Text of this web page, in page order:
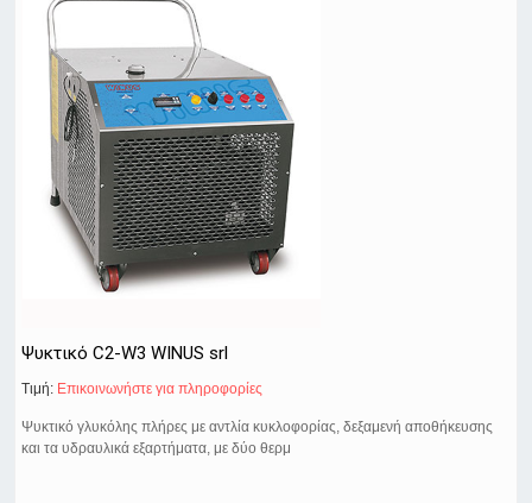
Ψυκτικό C2-W3 WINUS srl
Τιμή: Eπικοινωνήστε για πληροφορίες
Ψυκτικό γλυκόλης πλήρες με αντλία κυκλοφορίας, δεξαμενή αποθήκευσης
και τα υδραυλικά εξαρτήματα, με δύο θερμ